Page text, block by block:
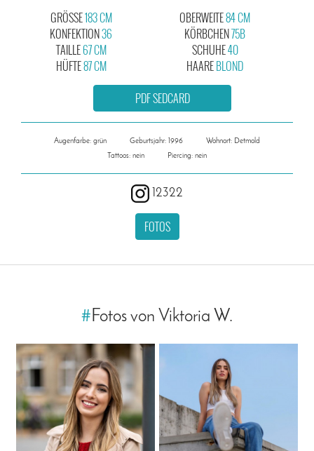
GRÖSSE183 CM
KONFEKTION36
OBERWEITE84 CM
KÖRBCHEN75B
TAILLE67 CM
HÜFTE87 CM
SCHUHE40
HAAREBLOND
PDF SEDCARD
Augenfarbe: grün Geburtsjahr: 1996
Wohnort: Detmold
Tattoos: nein
Piercing: nein
12322
FOTOS
#Fotos von Viktoria W.